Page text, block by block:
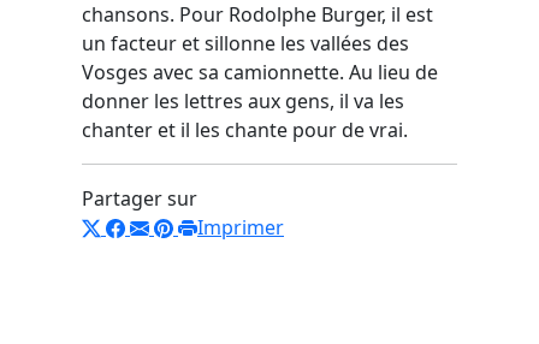
chansons. Pour Rodolphe Burger, il est
un facteur et sillonne les vallées des
Vosges avec sa camionnette. Au lieu de
donner les lettres aux gens, il va les
chanter et il les chante pour de vrai.
Partager sur
Imprimer